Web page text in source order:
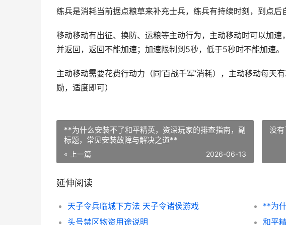
练兵是消耗当前据点粮草来补充士兵，练兵有持续时刻，到点后
移动移动有出征、换防、运粮等主动行为，主动移动时可以加
并返回，返回不能加速；加速限制到5秒，低于5秒时不能加速。
主动移动需要花费行动力（同‘百战千军’消耗），主动移动每天
励，适度即可）
**为什么安装不了和平精英，资深玩家的排查指南，副
标题，常见安装故障与解决之道**
« 上一篇 2026-06-13
没有
延伸阅读
天子令兵临城下方法 天子令诸侯游戏
头号禁区物资用途说明